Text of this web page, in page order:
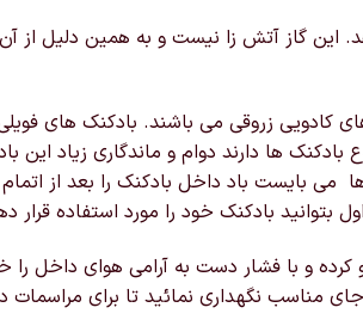
گاز آتش زا نیست و به همین دلیل از آن
زروقی می باشند. بادکنک های فویلی
ها دارند دوام و ماندگاری زیاد این
می بایست باد داخل بادکنک را بعد از
بادکنک خود را مورد استفاده قرار
و با فشار دست به آرامی هوای داخل را
مناسب نگهداری نمائید تا برای مراسمات